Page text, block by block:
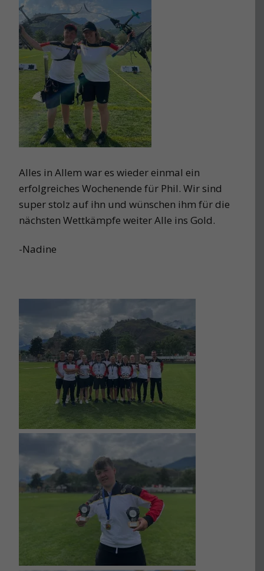
Alles in Allem war es wieder einmal ein
erfolgreiches Wochenende für Phil. Wir sind
super stolz auf ihn und wünschen ihm für die
nächsten Wettkämpfe weiter Alle ins Gold.
-Nadine